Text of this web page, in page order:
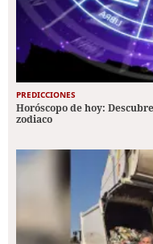
PREDICCIONES
Horóscopo de hoy:
zodiaco